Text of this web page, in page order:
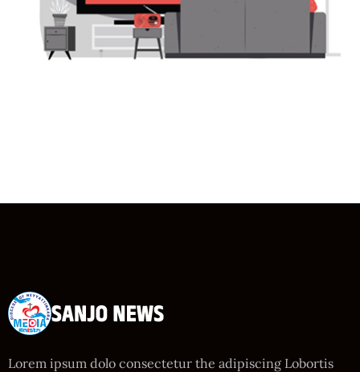
Lorem ipsum dolo consectetur the adipiscing Lobortis